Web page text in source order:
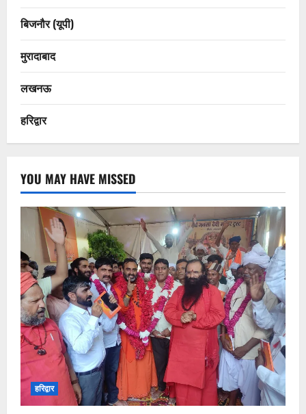
बिजनौर (यूपी)
मुरादाबाद
लखनऊ
हरिद्वार
YOU MAY HAVE MISSED
हरिद्वार